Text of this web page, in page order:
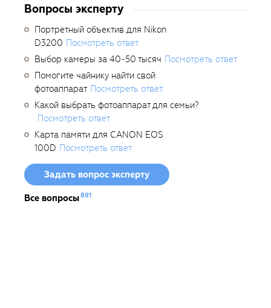
Вопросы эксперту
Портретный объектив для Nikon
D3200 Посмотреть ответ
Выбор камеры за 40-50 тысяч Посмотреть ответ
Помогите чайнику найти свой
фотоаппарат Посмотреть ответ
Какой выбрать фотоаппарат для семьи?
Посмотреть ответ
Карта памяти для CANON EOS
100D Посмотреть ответ
Задать вопрос эксперту
Все вопросы891